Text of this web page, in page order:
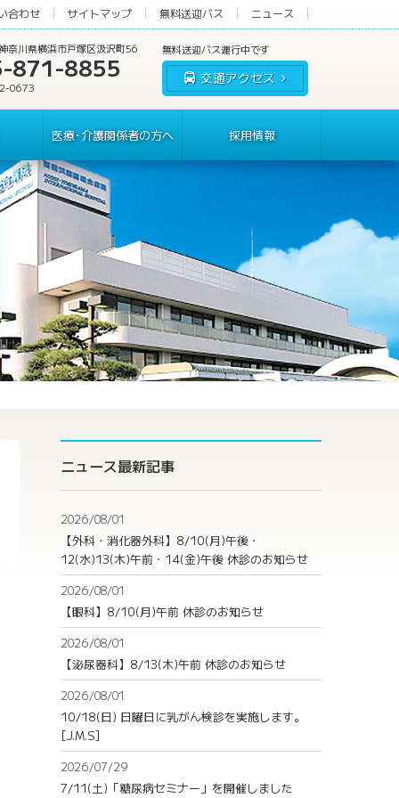
合わせ サイトマップ 無料送迎バス ニュース
奈川県横浜市戸塚区汲沢町56
871-8855
0673
交通アクセス
医療･介護関係者の方へ 採用情報
ニュース最新記事
2026/08/01
【外科・消化器外科】8/10(月)午後・
12(水)13(木)午前・14(金)午後 休診のお知らせ
2026/08/01
【眼科】8/10(月)午前 休診のお知らせ
2026/08/01
【泌尿器科】8/13(木)午前 休診のお知らせ
2026/08/01
10/18(日) 日曜日に乳がん検診を実施します。
[J.M.S]
2026/07/29
7/11(土)「糖尿病セミナー」を開催しました